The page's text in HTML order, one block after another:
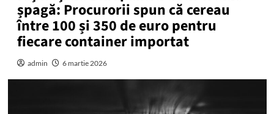
șpagă: Procurorii spun că cereau
între 100 și 350 de euro pentru
fiecare container importat
admin 6 martie 2026